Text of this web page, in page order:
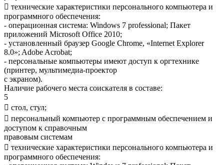
 технические характеристики персонального компьютера и
программного обеспечения:
- операционная система: Windows 7 professional; Пакет
приложений Microsoft Office 2010;
- установленный браузер Google Chrome, «Internet Explorer
8.0»; Adobe Acrobat;
- персональные компьютеры имеют доступ к оргтехнике
(принтер, мультимедиа-проектор
с экраном).
Наличие рабочего места соискателя в составе:
5
 стол, стул;
 персональный компьютер с программным обеспечением и
доступом к справочным
правовым системам
 технические характеристики персонального компьютера и
программного обеспечения: